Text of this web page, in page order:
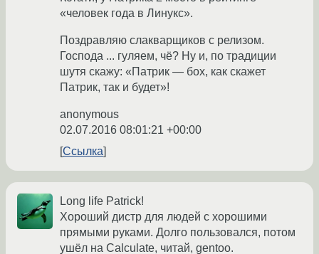
«человек года в Линукс».
Поздравляю слакварщиков с релизом.
Господа ... гуляем, чё? Ну и, по традиции
шутя скажу: «Патрик — бох, как скажет
Патрик, так и будет»!
anonymous
02.07.2016 08:01:21 +00:00
Ссылка
Long life Patrick!
Хороший дистр для людей с хорошими
прямыми руками. Долго пользовался, потом
ушёл на Calculate, читай, gentoo.